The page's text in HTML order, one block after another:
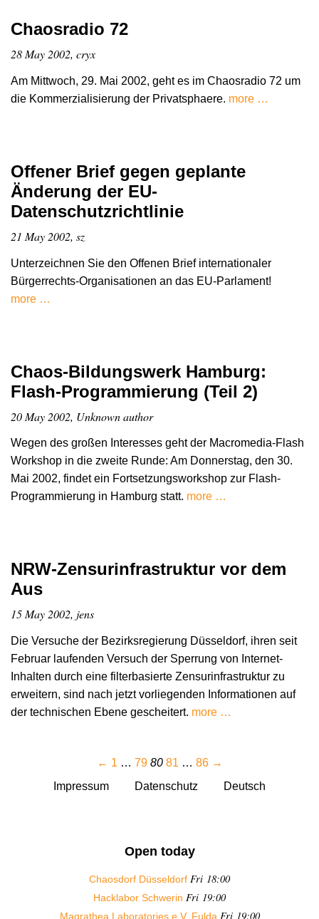
Chaosradio 72
28 May 2002, cryx
Am Mittwoch, 29. Mai 2002, geht es im Chaosradio 72 um
die Kommerzialisierung der Privatsphaere. more …
Offener Brief gegen geplante
Änderung der EU-
Datenschutzrichtlinie
21 May 2002, sz
Unterzeichnen Sie den Offenen Brief internationaler
Bürgerrechts-Organisationen an das EU-Parlament!
more …
Chaos-Bildungswerk Hamburg:
Flash-Programmierung (Teil 2)
20 May 2002, Unknown author
Wegen des großen Interesses geht der Macromedia-Flash
Workshop in die zweite Runde: Am Donnerstag, den 30.
Mai 2002, findet ein Fortsetzungsworkshop zur Flash-
Programmierung in Hamburg statt. more …
NRW-Zensurinfrastruktur vor dem
Aus
15 May 2002, jens
Die Versuche der Bezirksregierung Düsseldorf, ihren seit
Februar laufenden Versuch der Sperrung von Internet-
Inhalten durch eine filterbasierte Zensurinfrastruktur zu
erweitern, sind nach jetzt vorliegenden Informationen auf
der technischen Ebene gescheitert. more …
← 1 … 79 80 81 … 86 →
Impressum
Datenschutz Deutsch
Open today
Chaosdorf Düsseldorf Fri 18:00
Hacklabor Schwerin Fri 19:00
Magrathea Laboratories e.V. Fulda Fri 19:00